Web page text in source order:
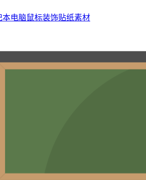
本电脑鼠标装饰贴纸素材